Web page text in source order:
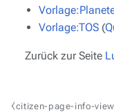
Vorlage:TOS (
Zurück zur Seite
⧼citizen-page-info-